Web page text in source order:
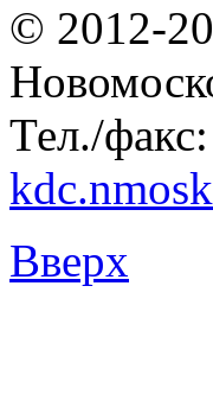
© 2012-
Тел./
Вверх